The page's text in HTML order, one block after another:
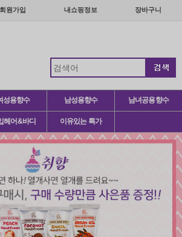
회원가입 내쇼핑정보 장바구니
성용향수 남성용향수 남녀공용향수
헤어&바디 이유있는 특가